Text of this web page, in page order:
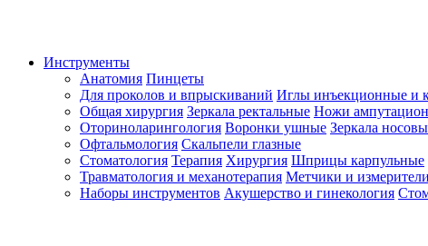
Инструменты
Анатомия Пинцеты
Для проколов и впрыскиваний Иглы инъекционные и
Общая хирургия Зеркала ректальные Ножи
Оториноларингология Воронки ушные Зеркала
Офтальмология Скальпели глазные
Стоматология Терапия Хирургия Шприцы карпульные
Травматология и механотерапия Метчики и
Наборы инструментов Акушерство и гинекология